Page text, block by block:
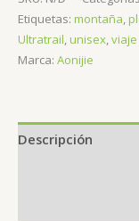
Trail
aluminio
E4216
cantidad
Etiquetas: montaña
Ultratrail unisex viaje
Marca: Aonijie
Descripción